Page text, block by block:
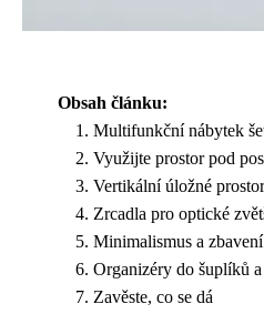
Obsah článku:
Multifunkční nábytek
Využijte prostor pod
Vertikální úložné
Zrcadla pro optické
Minimalismus a
Organizéry do šuplíků
Zavěste, co se dá